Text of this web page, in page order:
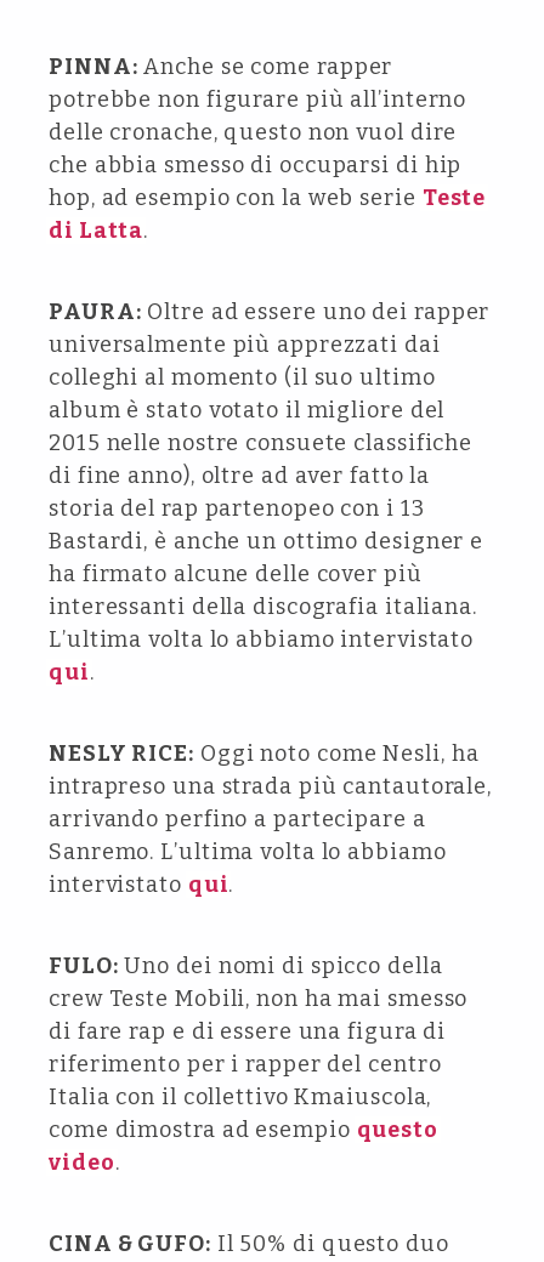
PINNA: Anche se come rapper
potrebbe non figurare più all’interno
delle cronache, questo non vuol dire
che abbia smesso di occuparsi di hip
hop, ad esempio con la web serie Teste
di Latta.
PAURA: Oltre ad essere uno dei rapper
universalmente più apprezzati dai
colleghi al momento (il suo ultimo
album è stato votato il migliore del
2015 nelle nostre consuete classifiche
di fine anno), oltre ad aver fatto la
storia del rap partenopeo con i 13
Bastardi, è anche un ottimo designer e
ha firmato alcune delle cover più
interessanti della discografia italiana.
L’ultima volta lo abbiamo intervistato
qui.
NESLY RICE: Oggi noto come Nesli, ha
intrapreso una strada più cantautorale,
arrivando perfino a partecipare a
Sanremo. L’ultima volta lo abbiamo
intervistato qui.
FULO: Uno dei nomi di spicco della
crew Teste Mobili, non ha mai smesso
di fare rap e di essere una figura di
riferimento per i rapper del centro
Italia con il collettivo Kmaiuscola,
come dimostra ad esempio questo
video.
CINA & GUFO: Il 50% di questo duo